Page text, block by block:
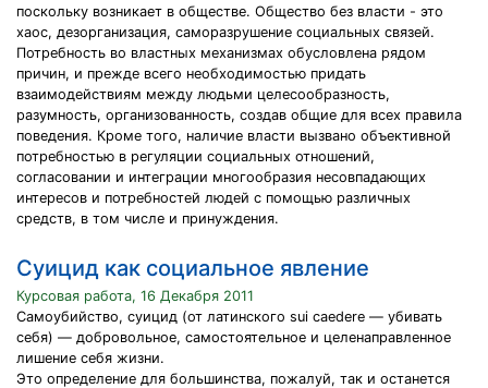
поскольку возникает в обществе. Общество без власти - это
хаос, дезорганизация, саморазрушение социальных связей.
Потребность во властных механизмах обусловлена рядом
причин, и прежде всего необходимостью придать
взаимодействиям между людьми целесообразность,
разумность, организованность, создав общие для всех правила
поведения. Кроме того, наличие власти вызвано объективной
потребностью в регуляции социальных отношений,
согласовании и интеграции многообразия несовпадающих
интересов и потребностей людей с помощью различных
средств, в том числе и принуждения.
Суицид как социальное явление
Курсовая работа, 16 Декабря 2011
Самоубийство, суицид (от латинского sui caedere — убивать
себя) — добровольное, самостоятельное и целенаправленное
лишение себя жизни.
Это определение для большинства, пожалуй, так и останется